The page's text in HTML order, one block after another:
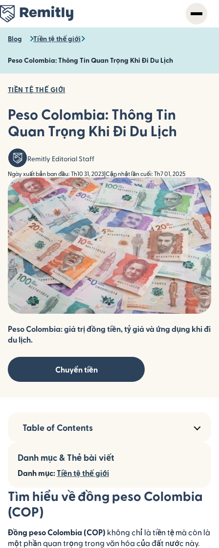
Skip
to
main
content
Blog Tiền tệ thế giới
Peso Colombia: Thông Tin Quan Trọng Khi Đi Du Lịch
TIỀN TỆ THẾ GIỚI
Peso Colombia: Thông Tin
Quan Trọng Khi Đi Du Lịch
Remitly Editorial Staff
Ngày xuất bản ban đầu: Th10 31, 2023 Cập nhật lần cuối: Th7 01, 2025
Peso Colombia: giá trị đồng tiền, tỷ giá và ứng dụng khi đi
du lịch.
Chuyển tiền
Tìm hiểu về đồng peso Colombia
(COP)
Đồng peso Colombia (COP) không chỉ là tiền tệ mà còn là
một phần quan trọng trong văn hóa của đất nước này.
Table of Contents
Danh mục & Thẻ bài viết
Danh mục:Tiền tệ thế giới